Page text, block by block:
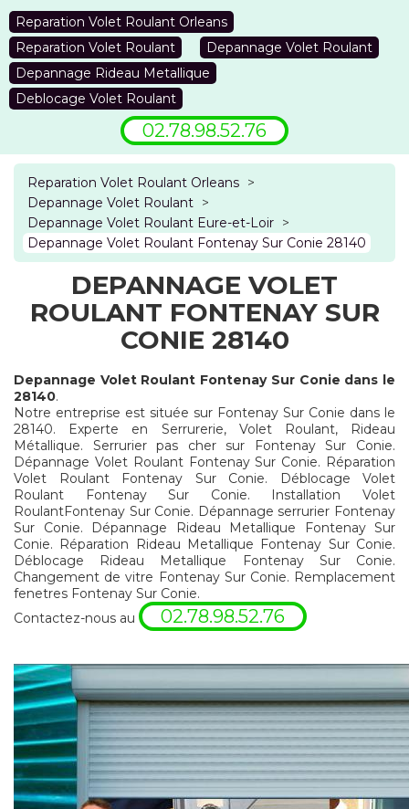
Reparation Volet Roulant Orleans
Reparation Volet Roulant
Depannage Volet Roulant
Depannage Rideau Metallique
Deblocage Volet Roulant
02.78.98.52.76
Reparation Volet Roulant Orleans >
Depannage Volet Roulant >
Depannage Volet Roulant Eure-et-Loir >
Depannage Volet Roulant Fontenay Sur Conie 28140
DEPANNAGE VOLET
ROULANT FONTENAY SUR
CONIE 28140
Depannage Volet Roulant Fontenay Sur Conie dans le
28140.
Notre entreprise est située sur Fontenay Sur Conie dans le
28140. Experte en Serrurerie, Volet Roulant, Rideau
Métallique. Serrurier pas cher sur Fontenay Sur Conie.
Dépannage Volet Roulant Fontenay Sur Conie. Réparation
Volet Roulant Fontenay Sur Conie. Déblocage Volet
Roulant Fontenay Sur Conie. Installation Volet
RoulantFontenay Sur Conie. Dépannage serrurier Fontenay
Sur Conie. Dépannage Rideau Metallique Fontenay Sur
Conie. Réparation Rideau Metallique Fontenay Sur Conie.
Déblocage Rideau Metallique Fontenay Sur Conie.
Changement de vitre Fontenay Sur Conie. Remplacement
fenetres Fontenay Sur Conie.
Contactez-nous au
02.78.98.52.76